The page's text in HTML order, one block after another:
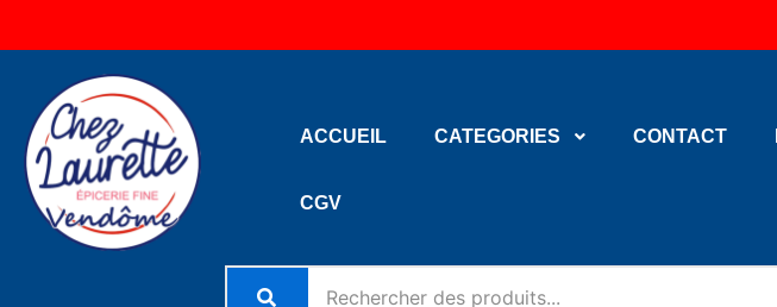
au
ACCUEIL CATEGORIES CONTACT
CGV